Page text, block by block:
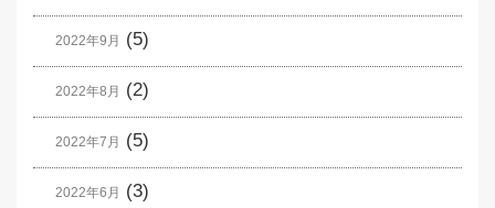
2022年9月 (5)
2022年8月 (2)
2022年7月 (5)
2022年6月 (3)